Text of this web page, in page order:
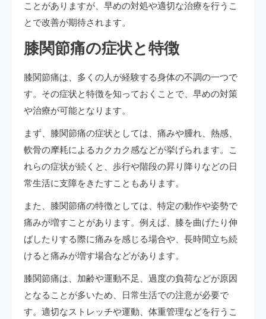
ことがありますが、早めの対処や適切な治療を行うこ
とで改善が期待されます。
膝関節痛の症状と特徴
膝関節痛は、多くの人が経験する身体の不調の一つで
す。その症状と特徴を知っておくことで、早めの対策
や治療が可能となります。
まず、膝関節痛の症状としては、痛みや腫れ、熱感、
軟骨の摩耗によるカクカク感などが挙げられます。こ
れらの症状が続くと、歩行や階段の昇り降りなどの日
常生活に支障をきたすこともあります。
また、膝関節痛の特徴としては、特定の動作や姿勢で
痛みが増すことがあります。例えば、膝を曲げたり伸
ばしたりする際に痛みを感じる場合や、長時間立ち続
けると痛みが増す場合などがあります。
膝関節痛は、加齢や運動不足、過度の負荷などが原因
となることが多いため、日常生活での注意が必要で
す。適切なストレッチや運動、体重管理などを行うこ